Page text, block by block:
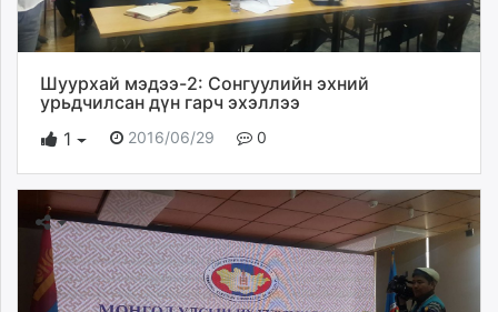
Шуурхай мэдээ-2: Сонгуулийн эхний
урьдчилсан дүн гарч эхэллээ
1
2016/06/29 0